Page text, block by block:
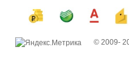
© 2009-